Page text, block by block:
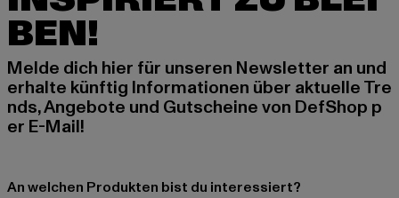
BEN!
Melde dich hier für unseren Newsletter an und
erhalte künftig Informationen über aktuelle Tre
nds, Angebote und Gutscheine von DefShop p
er E-Mail!
An welchen Produkten bist du interessiert?